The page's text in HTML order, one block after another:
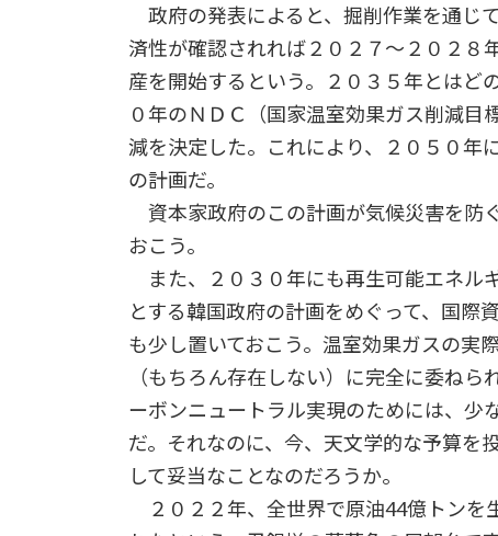
政府の発表によると、掘削作業を通じ
済性が確認されれば２０２７～２０２８
産を開始するという。２０３５年とはど
０年のＮＤＣ（国家温室効果ガス削減目
減を決定した。これにより、２０５０年
の計画だ。
資本家政府のこの計画が気候災害を防
おこう。
また、２０３０年にも再生可能エネル
とする韓国政府の計画をめぐって、国際
も少し置いておこう。温室効果ガスの実
（もちろん存在しない）に完全に委ね
ーボンニュートラル実現のためには、少
だ。それなのに、今、天文学的な予算を
して妥当なことなのだろうか。
２０２２年、全世界で原油44億トンを